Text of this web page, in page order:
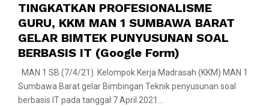
TINGKATKAN PROFESIONALISME
GURU, KKM MAN 1 SUMBAWA BARAT
GELAR BIMTEK PUNYUSUNAN SOAL
BERBASIS IT (Google Form)
MAN 1 SB (7/4/21). Kelompok Kerja Madrasah (KKM) MAN 1
Sumbawa Barat gelar Bimbingan Teknik penyusunan soal
berbasis IT pada tanggal 7 April 2021...